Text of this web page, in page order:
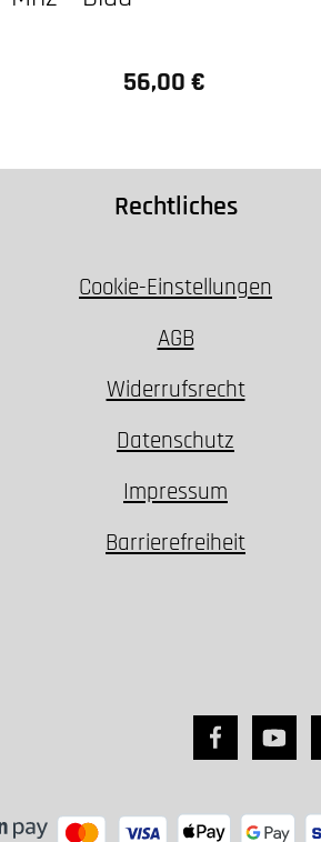
Regulärer Preis:
56,00 €
Rechtliches
Cookie-Einstellungen
AGB
Widerrufsrecht
Datenschutz
Impressum
Barrierefreiheit